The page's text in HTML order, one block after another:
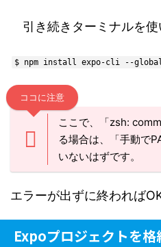
引き続きターミナルを使
$ npm install expo-cli --
ココに注意
ここで、「zsh:
る場合は、「手動で
いないはずです。
エラーが出ずに終われば
Expoプロジェクトを